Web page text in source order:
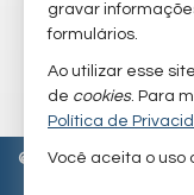
mapa
© 2026 CRECI/SC
gravar
formulários.
Ao utilizar esse
de cookies. Para
Política de
Você aceita o uso